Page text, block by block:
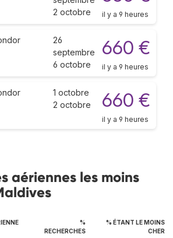
2 octobre
il y a 9 heures
26
septembre
6 octobre
660 €
il y a 9 heures
1 octobre
2 octobre
660 €
il y a 9 heures
aériennes les moins
%
RECHERCHES
% ÉTANT LE MOINS
CHER